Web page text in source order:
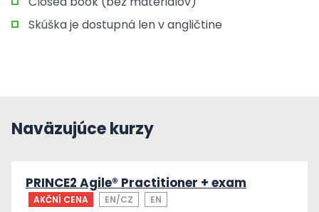
Skúška je dostupná len v angličtine
Naväzujúce kurzy
PRINCE2 Agile® Practitioner + exam
AKČNÍ CENA EN/CZ EN